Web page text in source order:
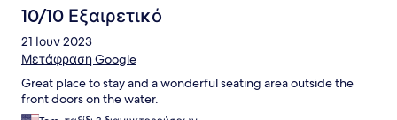
10/10 Εξαιρετικό
21 Ιουν 2023
Μετάφραση Google
Great place to stay and a wonderful seating area outside the
front doors on the water.